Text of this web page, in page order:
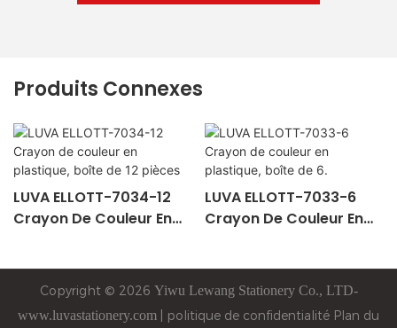
Produits Connexes
LUVA ELLOTT-7034-12
Crayon De Couleur En
LUVA ELLOTT-7033-6
Crayon De Couleur En
Copyright © 2026 Yiwu Lewang Stationery Co., LTD-
www.luvastationery.com
politique de confidentialité Plan du